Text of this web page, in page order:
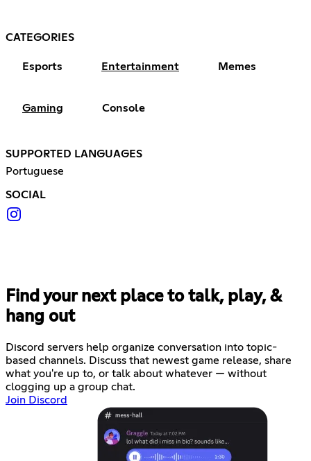
CATEGORIES
Esports Entertainment Memes
Gaming Console
SUPPORTED LANGUAGES
Portuguese
SOCIAL
Find your next place to talk, play, &
hang out
Discord servers help organize conversation into topic-
based channels. Discuss that newest game release, share
what you're up to, or talk about whatever — without
clogging up a group chat.
Join Discord